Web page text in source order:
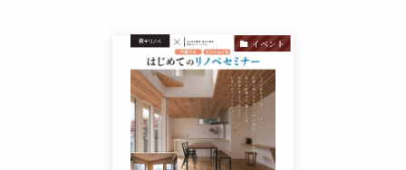
イベント